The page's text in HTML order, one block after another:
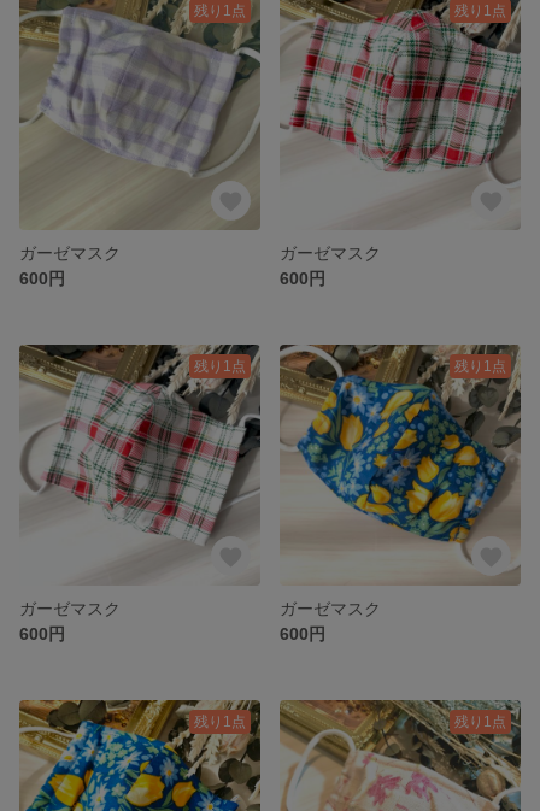
残り1点
ガーゼマスク
600円
残り1点
ガーゼマスク
600円
残り1点
ガーゼマスク
600円
残り1点
ガーゼマスク
600円
残り1点 残り1点